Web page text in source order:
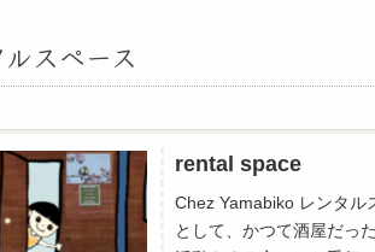
ルスペース
rental space
Chez Yamabiko レンタル
として、かつて酒屋だっ